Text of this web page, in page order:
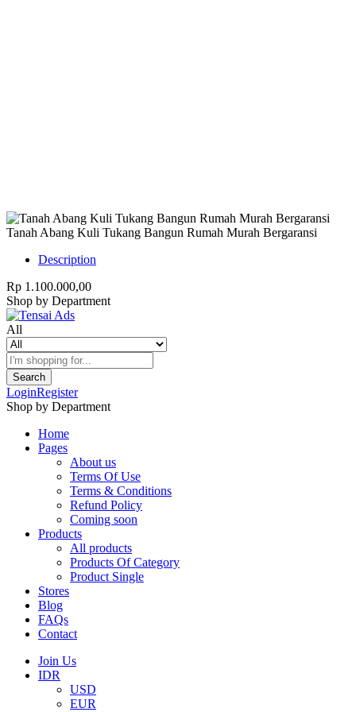
Tanah Abang Kuli Tukang Bangun Rumah Murah Bergaransi
Description
Rp 1.100.000,00
Shop by Department
All
Search
LoginRegister
Shop by Department
Home
Pages
About us
Terms Of Use
Terms & Conditions
Refund Policy
Coming soon
Products
All products
Products Of Category
Product Single
Stores
Blog
FAQs
Contact
Join Us
IDR
USD
EUR